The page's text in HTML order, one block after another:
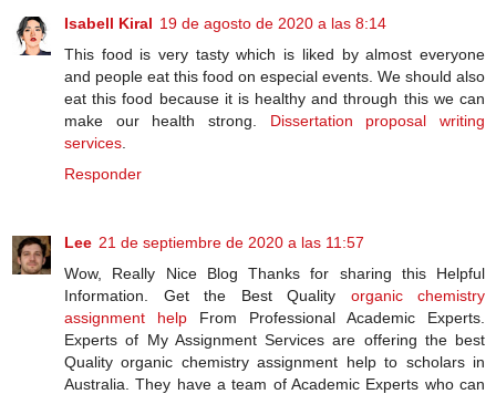
Isabell Kiral 19 de agosto de 2020 a las 8:14
This food is very tasty which is liked by almost everyone
and people eat this food on especial events. We should also
eat this food because it is healthy and through this we can
make our health strong. Dissertation proposal writing
services
Responder
Lee 21 de septiembre de 2020 a las 11:57
Wow, Really Nice Blog Thanks for sharing this Helpful
Information. Get the Best Quality organic chemistry
assignment help From Professional Academic Experts.
Experts of My Assignment Services are offering the best
Quality organic chemistry assignment help to scholars in
Australia. They have a team of Academic Experts who can